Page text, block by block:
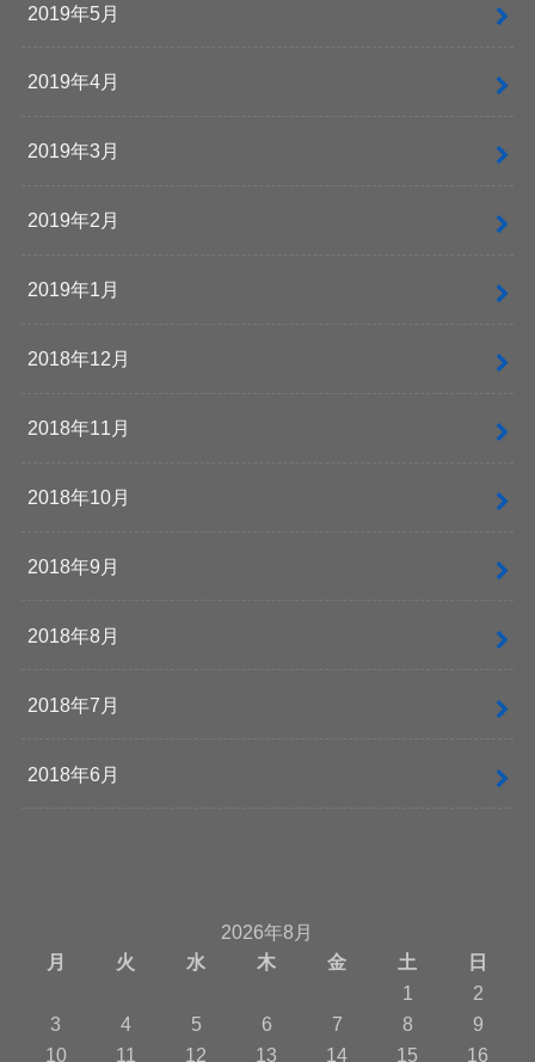
2019年5月
2019年4月
2019年3月
2019年2月
2019年1月
2018年12月
2018年11月
2018年10月
2018年9月
2018年8月
2018年7月
2018年6月
2026年8月
月
火 水 木 金 土
日
1
2
3
4 5 6 7 8
9
10
11 12 13 14 15 16